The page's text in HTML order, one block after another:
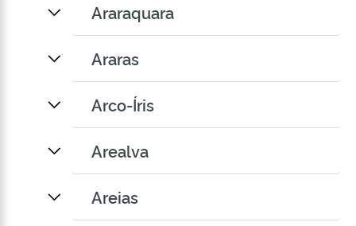
Araraquara
Araras
Arco-Íris
Arealva
Areias